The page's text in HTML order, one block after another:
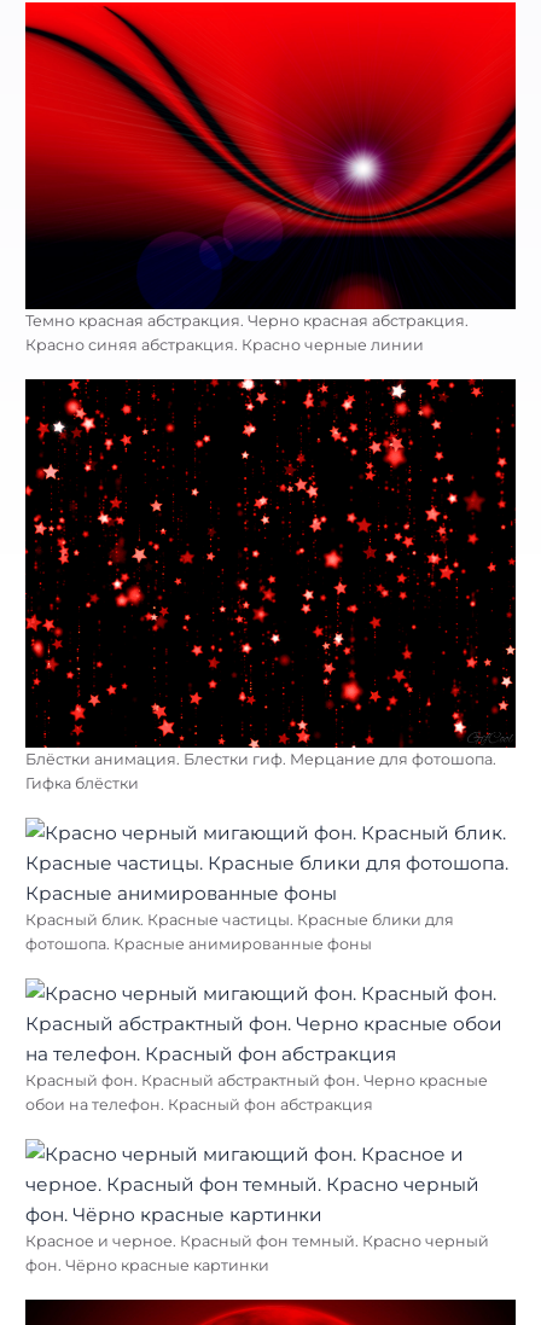
Темно красная абстракция. Черно красная абстракция.
Красно синяя абстракция. Красно черные линии
Блёстки анимация. Блестки гиф. Мерцание для фотошопа.
Гифка блёстки
Красный блик. Красные частицы. Красные блики для
фотошопа. Красные анимированные фоны
Красный фон. Красный абстрактный фон. Черно красные
обои на телефон. Красный фон абстракция
Красное и черное. Красный фон темный. Красно черный
фон. Чёрно красные картинки